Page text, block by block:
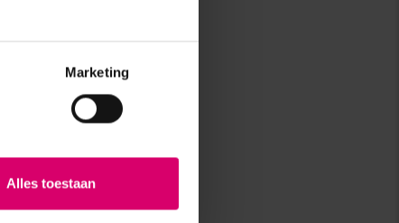
Marketing
Alles toestaan